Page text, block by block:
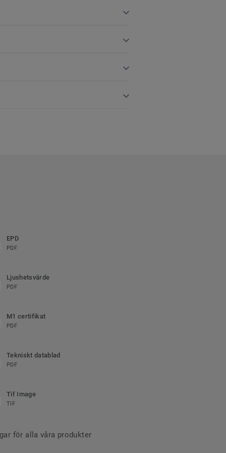
EPD
PDF
Ljushetsvärde
PDF
M1 certifikat
PDF
Tekniskt datablad
PDF
Tif Image
TIF
för alla våra produkter